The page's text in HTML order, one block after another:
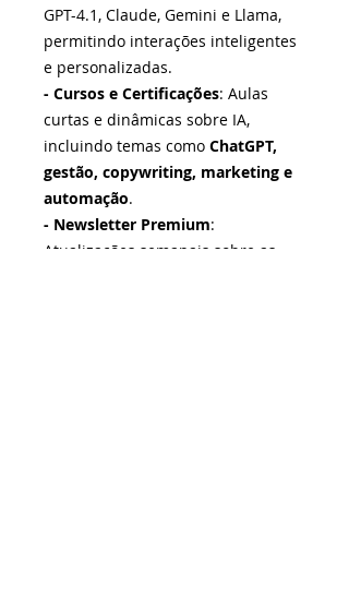
GPT-4.1, Claude, Gemini e Llama,
permitindo interações inteligentes
e personalizadas.
- Cursos e Certificações: Aulas
curtas e dinâmicas sobre IA,
incluindo temas como ChatGPT,
gestão, copywriting, marketing e
automação.
- Newsletter Premium:
Atualizações semanais sobre as